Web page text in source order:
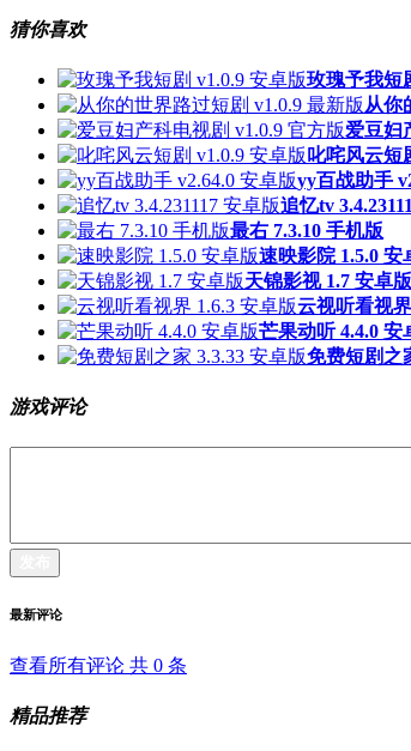
猜你喜欢
玫瑰予我短
从你
爱豆妇
叱咤风云短
yy百战助手
追忆tv
最右 7.3.10 手机版
速映影院 1.5.0 安
天锦影视 1.7 安卓版
云视听看视
芒果动听 4.4.0 安
免费短剧之
游戏评论
最新评论
查看所有评论 共 0 条
精品推荐